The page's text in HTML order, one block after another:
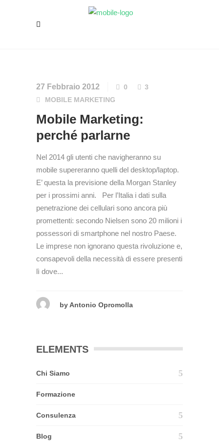
27 Febbraio 2012 0
3
MOBILE MARKETING
Mobile Marketing:
perché parlarne
Nel 2014 gli utenti che navigheranno su
mobile supereranno quelli del desktop/laptop.
E’ questa la previsione della Morgan Stanley
per i prossimi anni. Per l’Italia i dati sulla
penetrazione dei cellulari sono ancora più
promettenti: secondo Nielsen sono 20 milioni i
possessori di smartphone nel nostro Paese.
Le imprese non ignorano questa rivoluzione e,
consapevoli della necessità di essere presenti
lì dove...
by Antonio Opromolla
ELEMENTS
Chi Siamo
Formazione
Consulenza
Blog